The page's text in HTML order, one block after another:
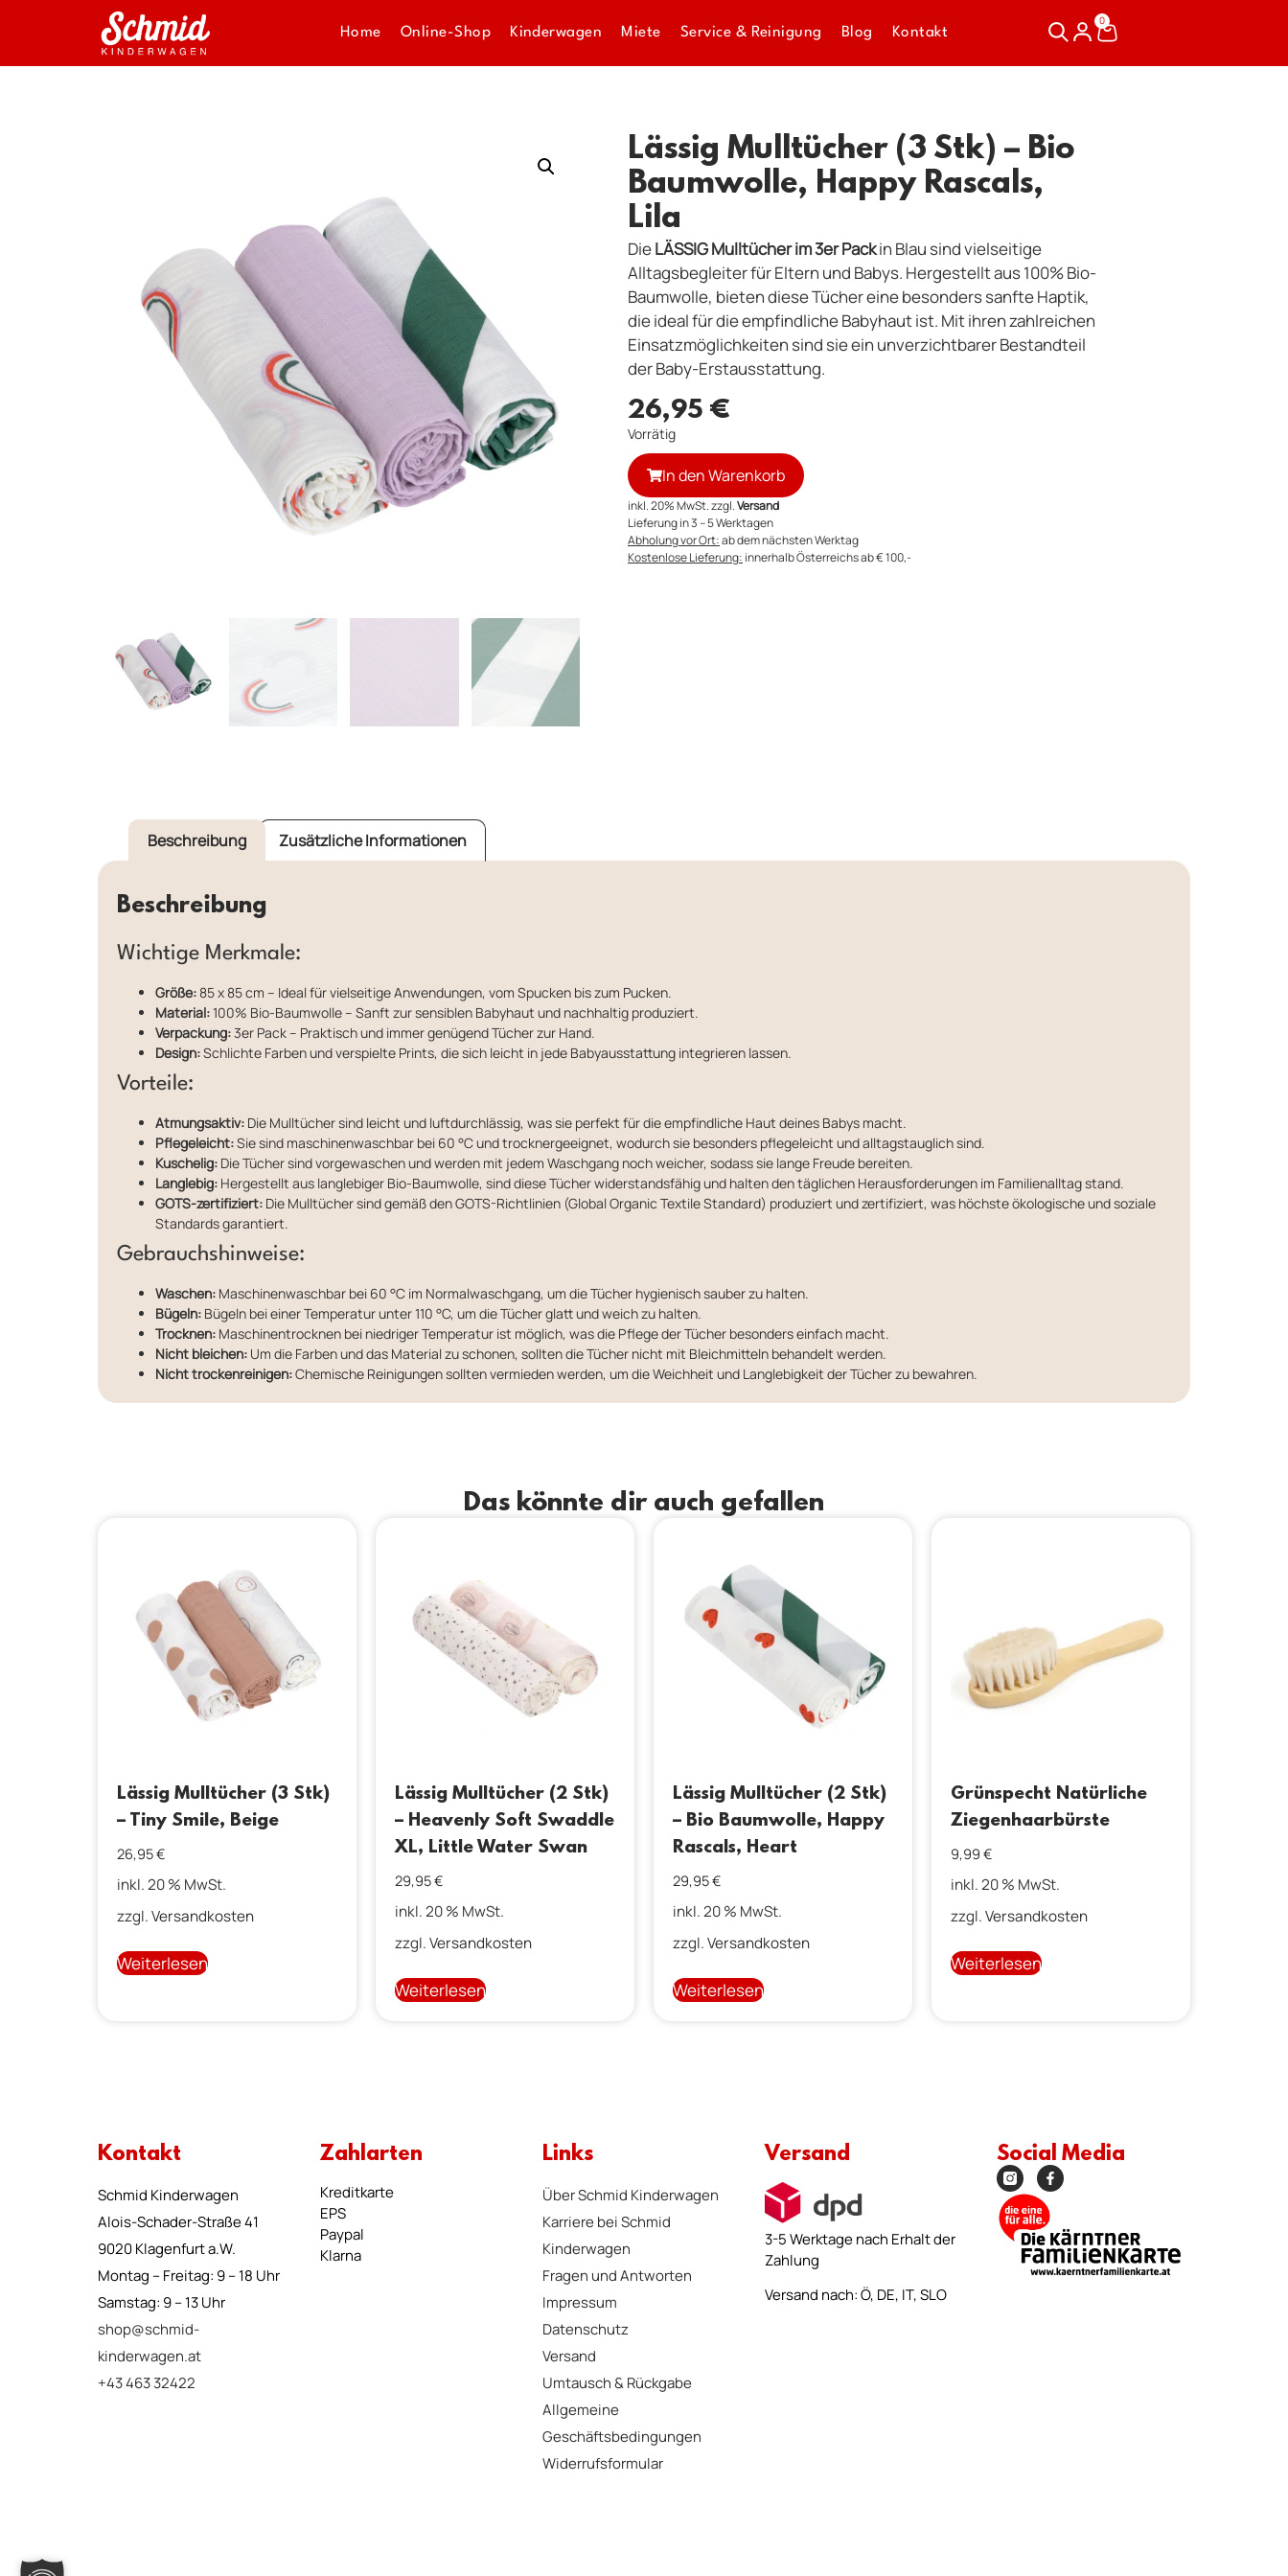
Home Online-Shop Kinderwagen Miete Service & Reinigung Blog Kontakt
0
Lässig Mulltücher (3 Stk) – Bio
Baumwolle, Happy Rascals,
Lila
DieLÄSSIG Mulltücher im 3er Packin Blau sind vielseitige
Alltagsbegleiter für Eltern und Babys. Hergestellt aus 100% Bio-
Baumwolle, bieten diese Tücher eine besonders sanfte Haptik,
die ideal für die empfindliche Babyhaut ist. Mit ihren zahlreichen
Einsatzmöglichkeiten sind sie ein unverzichtbarer Bestandteil
der Baby-Erstausstattung.
26,95 €
Vorrätig
In den Warenkorb
inkl. 20% MwSt. zzgl.Versand
Lieferung in 3 – 5 Werktagen
Abholung vor Ort:ab dem nächsten Werktag
Kostenlose Lieferung: innerhalb Österreichs ab € 100,-
Beschreibung Zusätzliche Informationen
Beschreibung
Wichtige Merkmale:
Größe: 85 x 85 cm – Ideal für vielseitige Anwendungen, vom Spucken bis zum Pucken.
Material:100% Bio-Baumwolle – Sanft zur sensiblen Babyhaut und nachhaltig produziert.
Verpackung:3er Pack – Praktisch und immer genügend Tücher zur Hand.
Design:Schlichte Farben und verspielte Prints, die sich leicht in jede Babyausstattung integrieren lassen.
Vorteile:
Atmungsaktiv: Die Mulltücher sind leicht und luftdurchlässig, was sie perfekt für die empfindliche Haut deines Babys macht.
Pflegeleicht:Sie sind maschinenwaschbar bei 60 °C und trocknergeeignet, wodurch sie besonders pflegeleicht und alltagstauglich sind.
Kuschelig: Die Tücher sind vorgewaschen und werden mit jedem Waschgang noch weicher, sodass sie lange Freude bereiten.
Langlebig: Hergestellt aus langlebiger Bio-Baumwolle, sind diese Tücher widerstandsfähig und halten den täglichen Herausforderungen im Familienalltag stand.
GOTS-zertifiziert: Die Mulltücher sind gemäß den GOTS-Richtlinien (Global Organic Textile Standard) produziert und zertifiziert, was höchste ökologische und soziale
Standards garantiert.
Gebrauchshinweise:
Waschen: Maschinenwaschbar bei 60 °C im Normalwaschgang, um die Tücher hygienisch sauber zu halten.
Bügeln: Bügeln bei einer Temperatur unter 110 °C, um die Tücher glatt und weich zu halten.
Trocknen: Maschinentrocknen bei niedriger Temperatur ist möglich, was die Pflege der Tücher besonders einfach macht.
Nicht bleichen: Um die Farben und das Material zu schonen, sollten die Tücher nicht mit Bleichmitteln behandelt werden.
Nicht trockenreinigen:Chemische Reinigungen sollten vermieden werden, um die Weichheit und Langlebigkeit der Tücher zu bewahren.
Das könnte dir auch gefallen
Lässig Mulltücher (3 Stk)
– Tiny Smile, Beige
26,95€
inkl. 20 % MwSt.
zzgl.Versandkosten
Weiterlesen
Lässig Mulltücher (2 Stk)
– Heavenly Soft Swaddle
XL, Little Water Swan
29,95€
inkl. 20 % MwSt.
zzgl.Versandkosten
Weiterlesen
Lässig Mulltücher (2 Stk)
– Bio Baumwolle, Happy
Rascals, Heart
29,95€
inkl. 20 % MwSt.
zzgl.Versandkosten
Weiterlesen
Grünspecht Natürliche
Ziegenhaarbürste
9,99 €
inkl. 20 % MwSt.
zzgl.Versandkosten
Weiterlesen
Kontakt
Schmid Kinderwagen
Alois-Schader-Straße 41
9020 Klagenfurt a.W.
Montag – Freitag: 9 – 18 Uhr
Samstag: 9 – 13 Uhr
shop@schmid-
kinderwagen.at
+43 463 32422
Zahlarten
Kreditkarte
EPS
Paypal
Klarna
Links
Über Schmid Kinderwagen
Karriere bei Schmid
Kinderwagen
Fragen und Antworten
Impressum
Datenschutz
Versand
Umtausch & Rückgabe
Allgemeine
Geschäftsbedingungen
Widerrufsformular
Versand
3-5 Werktage nach Erhalt der
Zahlung
Versand nach: Ö, DE, IT, SLO
Social Media